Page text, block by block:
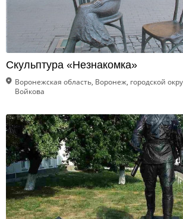
Скульптура «Незнакомка»
Воронежская область, Воронеж, городской
Войкова